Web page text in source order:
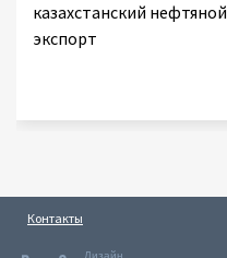
казахстанский нефтяной
экспорт
Контакты
Дизайн